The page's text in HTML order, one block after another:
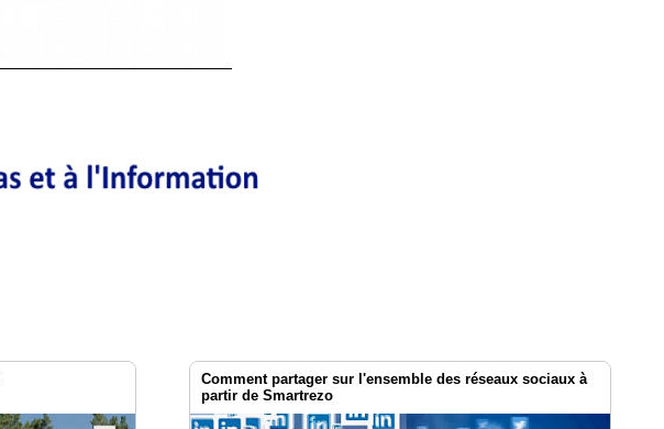
Comment partager sur l'ensemble des réseaux sociaux à
partir de Smartrezo